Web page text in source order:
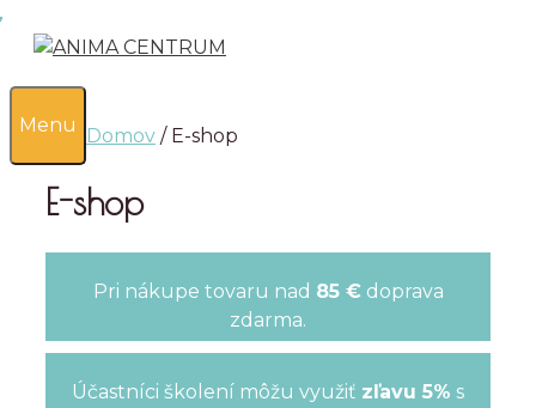
Menu Domov / E-shop
E-shop
Pri nákupe tovaru nad 85 €doprava
zdarma.
Účastníci školení môžu využiť zľavu 5% s